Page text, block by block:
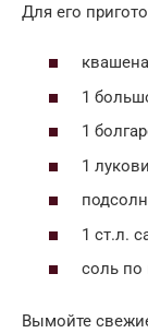
Для его
1
1
1
1 ст.л.
соль по
Вымойте